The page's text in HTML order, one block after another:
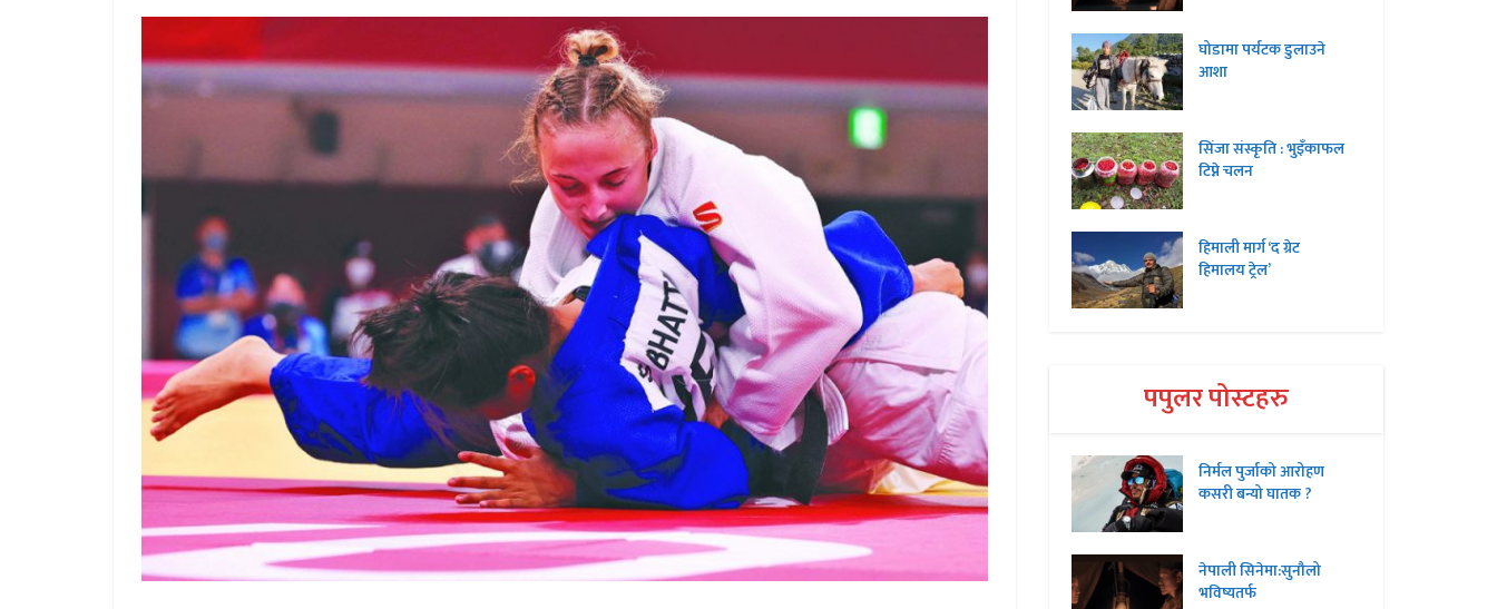
घोडामा पर्यटक डुलाउने
आशा
सिंजा संस्कृति : भुइँकाफल
टिप्ने चलन
हिमाली मार्ग ‘द ग्रेट
हिमालय ट्रेल’
पपुलर पोस्टहरु
निर्मल पुर्जाको आरोहण
कसरी बन्यो घातक ?
नेपाली सिनेमा:सुनौलो
भविष्यतर्फ